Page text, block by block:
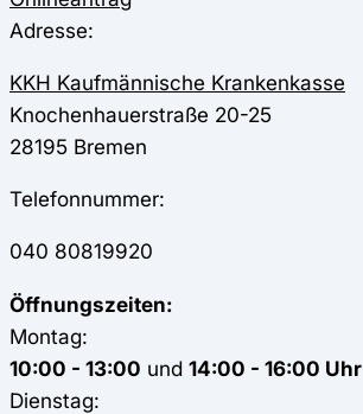
Adresse:
KKH Kaufmännische Krankenkasse
Knochenhauerstraße 20-25
28195 Bremen
Telefonnummer:
040 80819920
Öffnungszeiten:
Montag:
10:00 - 13:00 und 14:00 - 16:00 Uhr
Dienstag: